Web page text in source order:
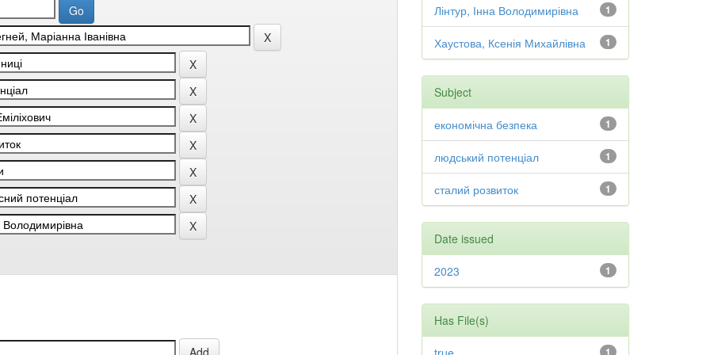
1
Лінтур, Інна Володимирівна
1
Хаустова, Ксенія Михайлівна
Subject
1
економічна безпека
1
людський потенціал
1
сталий розвиток
Date issued
1
2023
Has File(s)
1